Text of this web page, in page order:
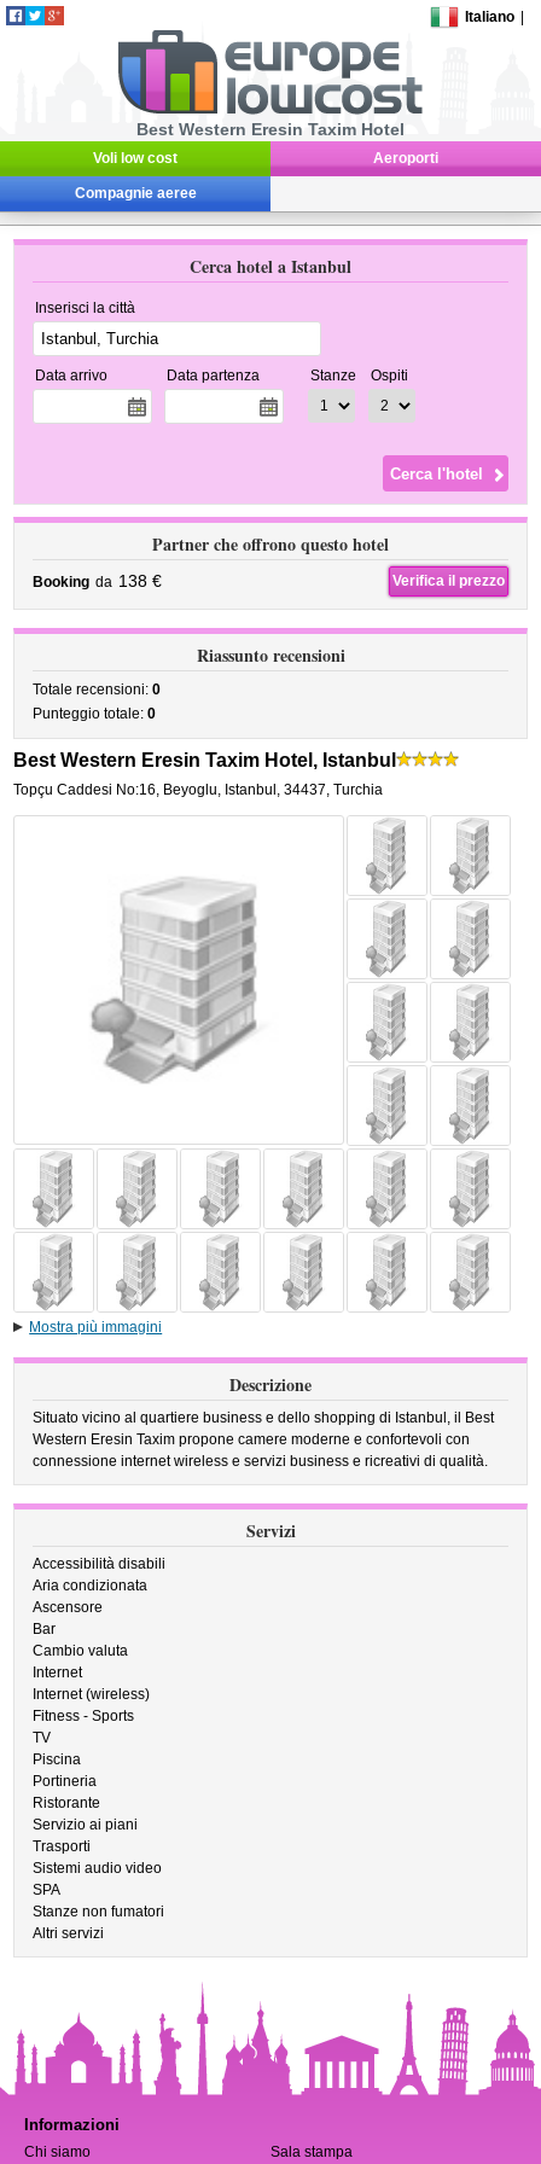
Italiano
Best Western Eresin Taxim Hotel
Voli low cost Aeroporti
Compagnie aeree
Cerca hotel a Istanbul
Inserisci la città
Data arrivo Data partenza Stanze Ospiti
Partner che offrono questo hotel
Booking da 138 € Verifica il prezzo
Riassunto recensioni
Totale recensioni:0
Punteggio totale:0
Best Western Eresin Taxim Hotel, Istanbul
Topçu Caddesi No:16, Beyoglu, Istanbul ,34437, Turchia
Mostra più immagini
Descrizione
Situato vicino al quartiere business e dello shopping di Istanbul, il Best
Western Eresin Taxim propone camere moderne e confortevoli con
connessione internet wireless e servizi business e ricreativi di qualità.
Servizi
Accessibilità disabili
Aria condizionata
Ascensore
Bar
Cambio valuta
Internet
Internet (wireless)
Fitness - Sports
TV
Piscina
Portineria
Ristorante
Servizio ai piani
Trasporti
Sistemi audio video
SPA
Stanze non fumatori
Altri servizi
Informazioni
Chi siamo Sala stampa